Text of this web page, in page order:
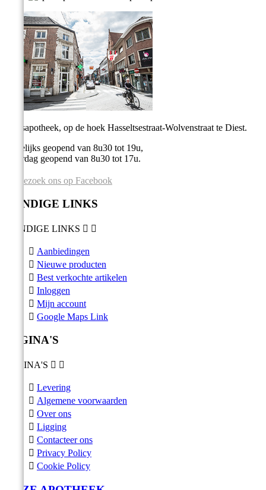
Stadsapotheek, op de hoek Hasseltsestraat-Wolvenstraat te Diest.
Dagelijks geopend van 8u30 tot 19u,
Zaterdag geopend van 8u30 tot 17u.
Bezoek ons op Facebook
HANDIGE LINKS
HANDIGE LINKS  
 Aanbiedingen
 Nieuwe producten
 Best verkochte artikelen
 Inloggen
 Mijn account
 Google Maps Link
PAGINA'S
PAGINA'S  
 Levering
 Algemene voorwaarden
 Over ons
 Ligging
 Contacteer ons
 Privacy Policy
 Cookie Policy